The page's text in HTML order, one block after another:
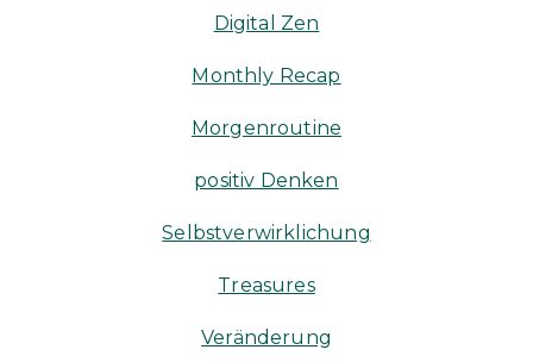
Digital Zen
Monthly Recap
Morgenroutine
positiv Denken
Selbstverwirklichung
Treasures
Veränderung